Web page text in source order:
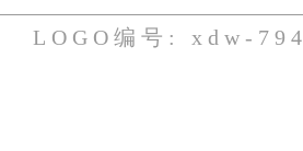
LOGO编号: xdw-794